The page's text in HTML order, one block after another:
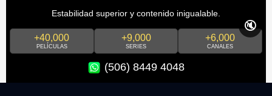
Estabilidad superior y contenido inigualable.
+40,000
PELÍCULAS
+9,000
SERIES
+6,000
CANALES
(506) 8449 4048
🔇